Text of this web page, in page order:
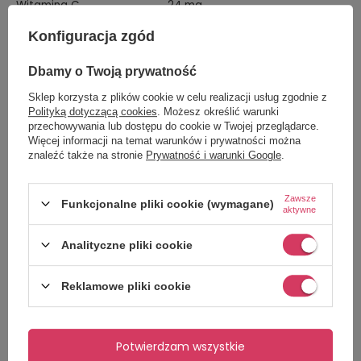
Witamina C
24 mg
B3 (Niacyna)
Witamina E
B5 (Kwas pantotenowy)
1,3 mg
B1 (Tiamina)
0,4 mg
B2 (Ryboflawina)
0,4 mg
B6 (Pirydoksyna)
0,4 mg
Witamina A
240 μg RE
B9 (Kwas foliowy)
64 μg
Witamina K
13 μg
B7 (Biotyna)
9,6 μg
Witamina D
1,8 μg
B12 (Kobalamina)
0,7 μg
Składniki mineralne Wartość
160 mg
Konfiguracja zgód
Dbamy o Twoją prywatność
Sklep korzysta z plików cookie w celu realizacji usług zgodnie z
Polityką dotyczącą cookies . Możesz określić warunki
przechowywania lub dostępu do cookie w Twojej przeglądarce.
Więcej informacji na temat warunków i prywatności można
znaleźć także na stronie Prywatność i warunki Google
Funkcjonalne pliki cookie (wymagane)
Zawsze
aktywne
Analityczne pliki cookie
Reklamowe pliki cookie
Potwierdzam wszystkie